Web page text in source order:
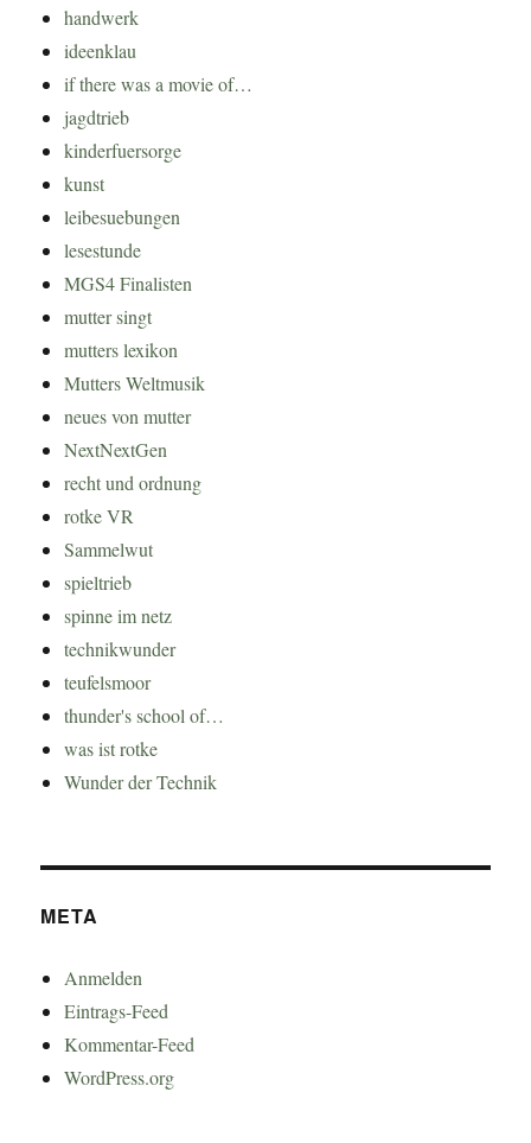
handwerk
ideenklau
if there was a movie of…
jagdtrieb
kinderfuersorge
kunst
leibesuebungen
lesestunde
MGS4 Finalisten
mutter singt
mutters lexikon
Mutters Weltmusik
neues von mutter
NextNextGen
recht und ordnung
rotke VR
Sammelwut
spieltrieb
spinne im netz
technikwunder
teufelsmoor
thunder's school of…
was ist rotke
Wunder der Technik
META
Anmelden
Eintrags-Feed
Kommentar-Feed
WordPress.org